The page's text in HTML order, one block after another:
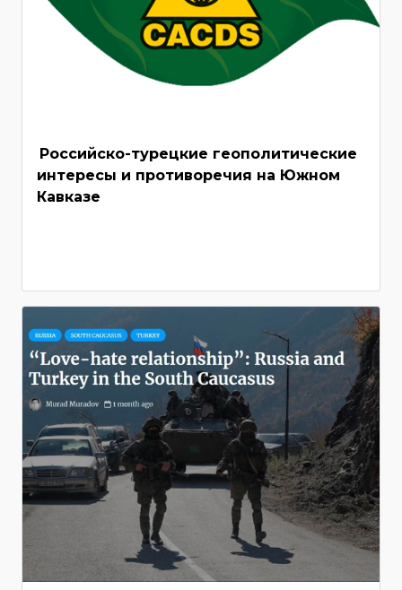
Российско-турецкие геополитические
интересы и противоречия на Южном
Кавказе